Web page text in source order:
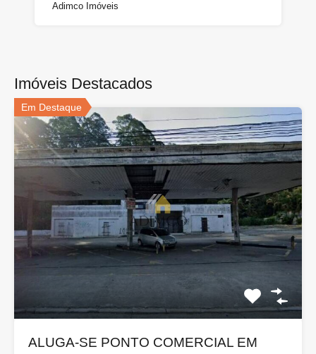
Adimco Imóveis
Imóveis Destacados
Em Destaque
ALUGA-SE PONTO COMERCIAL EM